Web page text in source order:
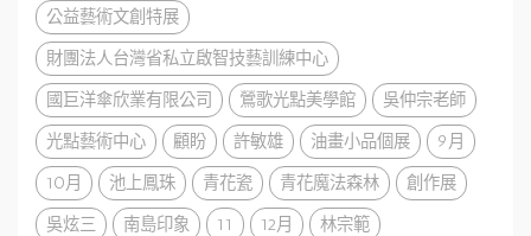
公益藝術文創特展
財團法人台灣省私立啟智技藝訓練中心
國巨洋傘欣業有限公司
鶯歌光點美學館
吳仲宗老師
光點藝術中心
顧盼 許敏雄 油畫小品個展
9月
10月
池上鳳珠 青花瓷 青花魔法森林
創作展
吳炫三
南島印象 11 12月
林宗範